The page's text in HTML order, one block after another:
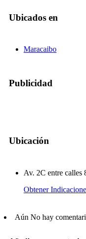
Ubicados en
Maracaibo
Publicidad
Ubicación
Av. 2C entre calles
Obtener
Aún No hay